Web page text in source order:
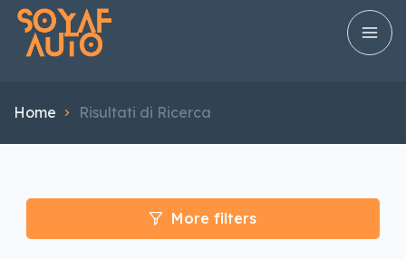
Home Risultati di Ricerca
More filters